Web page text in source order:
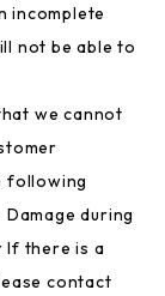
incomplete
not be able to
we cannot
following
during
If there is a
contact